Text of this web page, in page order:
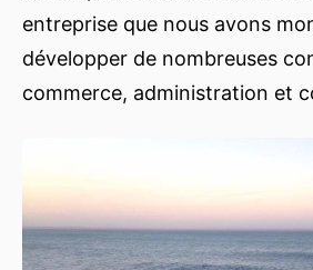
entreprise que nous avons
développer de nombreuses
commerce, administration et